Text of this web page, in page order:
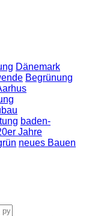
Dänemark
Begrünung
baden-
Jahre
neues Bauen